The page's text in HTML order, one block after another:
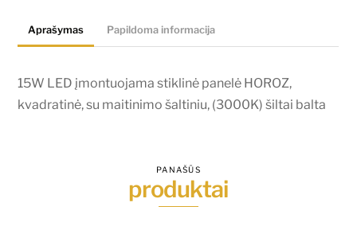
kvadratinė,
maitinimo
šaltiniu,
Aprašymas Papildoma informacija
15W LED įmontuojama stiklinė panelė HOROZ,
kvadratinė, su maitinimo šaltiniu, (3000K) šiltai balta
PANAŠŪS
produktai